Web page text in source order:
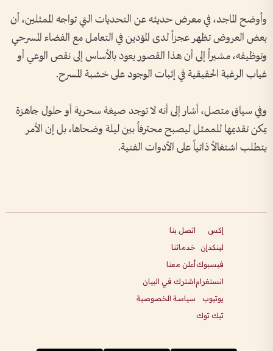
وأوضح الماجد، في معرض حديثه عن التحديات التي تواجه الممثلين، أن
بعض العروض تظهر عجزاً لدى المؤدين في التعامل مع الفضاء المسرحي
وتوظيفه، مشيراً إلى أن هذا القصور يعود بالأساس إلى نقص الوعي أو
غياب الرغبة الحقيقية في إثبات الوجود على خشبة المسرح.
وفي سياق متصل، أشار إلى أنه لا توجد صيغة سحرية أو حلول جاهزة
يمكن تقديمها للممثل ليصبح محترفاً بين ليلة وضحاها، بل إن الأمر
يتطلب اشتغالاً ذاتياً على الأدوات الفنية.
إكس
لينكدإن
فيسبوك
انستغرام
يوتيوب
تيك توك
اتصل بنا
خدماتنا
أعلن معنا
اشترك في البيان
سياسة الخصوصية